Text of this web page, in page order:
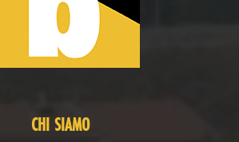
CHI SIAMO